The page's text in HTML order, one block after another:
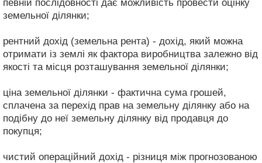
певній послідовності дає можливість провести оцінку
земельної ділянки;
рентний дохід (земельна рента) - дохід, який можна
отримати із землі як фактора виробництва залежно від
якості та місця розташування земельної ділянки;
ціна земельної ділянки - фактична сума грошей,
сплачена за перехід прав на земельну ділянку або на
подібну до неї земельну ділянку від продавця до
покупця;
чистий операційний дохід - різниця між прогнозованою